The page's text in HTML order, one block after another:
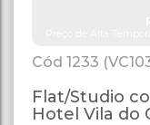
1233
Flat/Studio
Hotel Vila do